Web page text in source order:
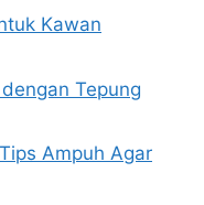
Kawan
Tepung
Ampuh Agar